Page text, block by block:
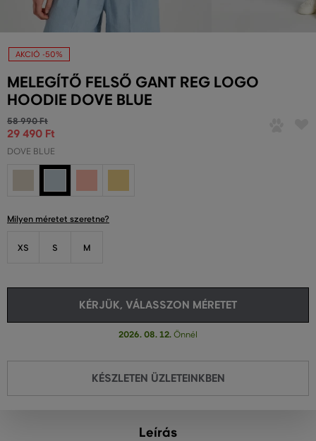
AKCIÓ -50%
MELEGÍTŐ FELSŐ GANT REG LOGO
HOODIE DOVE BLUE
58 990 Ft
29 490 Ft
DOVE BLUE
Milyen méretet szeretne?
XS S M
KÉRJÜK, VÁLASSZON MÉRETET
2026. 08. 12. Önnél
KÉSZLETEN ÜZLETEINKBEN
Leírás